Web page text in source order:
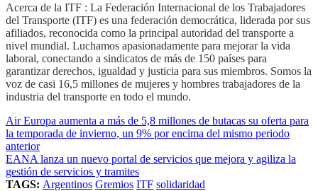
Acerca de la ITF : La Federación Internacional de los Trabajadores
del Transporte (ITF) es una federación democrática, liderada por sus
afiliados, reconocida como la principal autoridad del transporte a
nivel mundial. Luchamos apasionadamente para mejorar la vida
laboral, conectando a sindicatos de más de 150 países para
garantizar derechos, igualdad y justicia para sus miembros. Somos la
voz de casi 16,5 millones de mujeres y hombres trabajadores de la
industria del transporte en todo el mundo.
Air Europa aumenta a más de 5,8 millones de butacas su oferta para
la temporada de invierno, un 9% por encima del mismo periodo
anterior
EANA lanza un nuevo portal de servicios que mejora y agiliza la
gestión de servicios y tramites
TAGS: Argentinos Gremios ITF solidaridad